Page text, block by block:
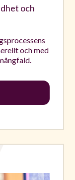
och
och med